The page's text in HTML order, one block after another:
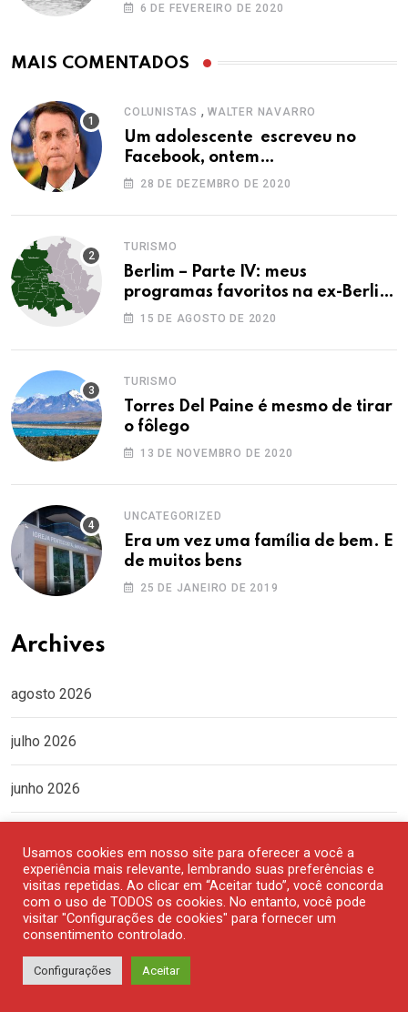
6 DE FEVEREIRO DE 2020
MAIS COMENTADOS
COLUNISTAS , WALTER NAVARRO
Um adolescente escreveu no
Facebook, ontem…
28 DE DEZEMBRO DE 2020
TURISMO
Berlim – Parte IV: meus
programas favoritos na ex-Berlim
Ocidental
15 DE AGOSTO DE 2020
TURISMO
Torres Del Paine é mesmo de tirar
o fôlego
13 DE NOVEMBRO DE 2020
UNCATEGORIZED
Era um vez uma família de bem. E
de muitos bens
25 DE JANEIRO DE 2019
Archives
agosto 2026
julho 2026
junho 2026
abril 2026
março 2026
fevereiro 2026
Usamos cookies em nosso site para oferecer a você a
experiência mais relevante, lembrando suas preferências e
visitas repetidas. Ao clicar em “Aceitar tudo”, você concorda
com o uso de TODOS os cookies. No entanto, você pode
visitar "Configurações de cookies" para fornecer um
consentimento controlado.
Configurações Aceitar